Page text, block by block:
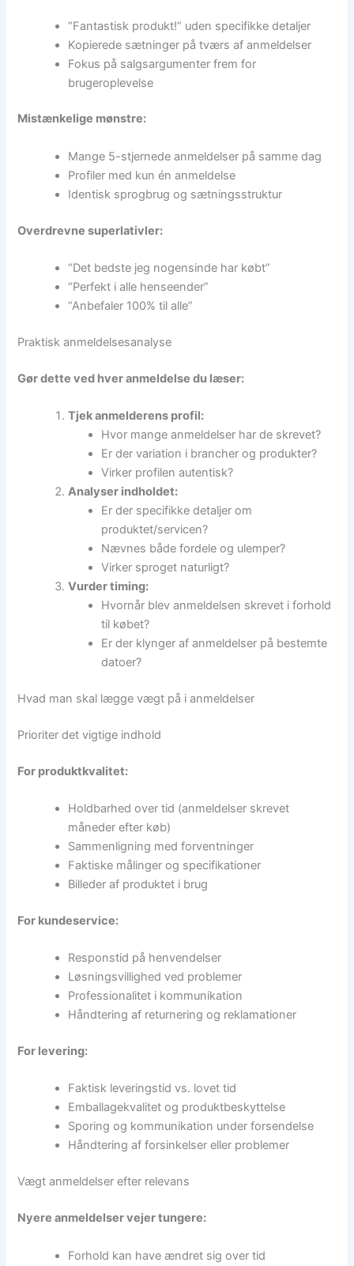
“Fantastisk produkt!” uden specifikke detaljer
Kopierede sætninger på tværs af anmeldelser
Fokus på salgsargumenter frem for
brugeroplevelse
Mistænkelige mønstre:
Mange 5-stjernede anmeldelser på samme dag
Profiler med kun én anmeldelse
Identisk sprogbrug og sætningsstruktur
Overdrevne superlativler:
“Det bedste jeg nogensinde har købt”
“Perfekt i alle henseender”
“Anbefaler 100% til alle”
Praktisk anmeldelsesanalyse
Gør dette ved hver anmeldelse du læser:
Tjek anmelderens profil:
Hvor mange anmeldelser har de skrevet?
Er der variation i brancher og produkter?
Virker profilen autentisk?
Analyser indholdet:
Er der specifikke detaljer om
produktet/servicen?
Nævnes både fordele og ulemper?
Virker sproget naturligt?
Vurder timing:
Hvornår blev anmeldelsen skrevet i forhold
til købet?
Er der klynger af anmeldelser på bestemte
datoer?
Hvad man skal lægge vægt på i anmeldelser
Prioriter det vigtige indhold
For produktkvalitet:
Holdbarhed over tid (anmeldelser skrevet
måneder efter køb)
Sammenligning med forventninger
Faktiske målinger og specifikationer
Billeder af produktet i brug
For kundeservice:
Responstid på henvendelser
Løsningsvillighed ved problemer
Professionalitet i kommunikation
Håndtering af returnering og reklamationer
For levering:
Faktisk leveringstid vs. lovet tid
Emballagekvalitet og produktbeskyttelse
Sporing og kommunikation under forsendelse
Håndtering af forsinkelser eller problemer
Vægt anmeldelser efter relevans
Nyere anmeldelser vejer tungere:
Forhold kan have ændret sig over tid